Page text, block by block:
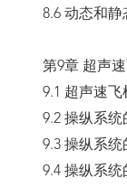
8.6 动态和静
第9章 超声速
9.1 超声速飞
9.2 操纵系统
9.3 操纵系统
9.4 操纵系统